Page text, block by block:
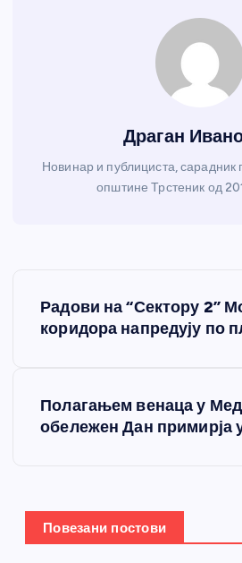
Драган
Новинар и публициста, сарадник
општине Трстеник од
њ
е
Радови на “Сектору 2”
коридора напредују по
Полагањем венаца у
обележен Дан примирја
Повезани постови